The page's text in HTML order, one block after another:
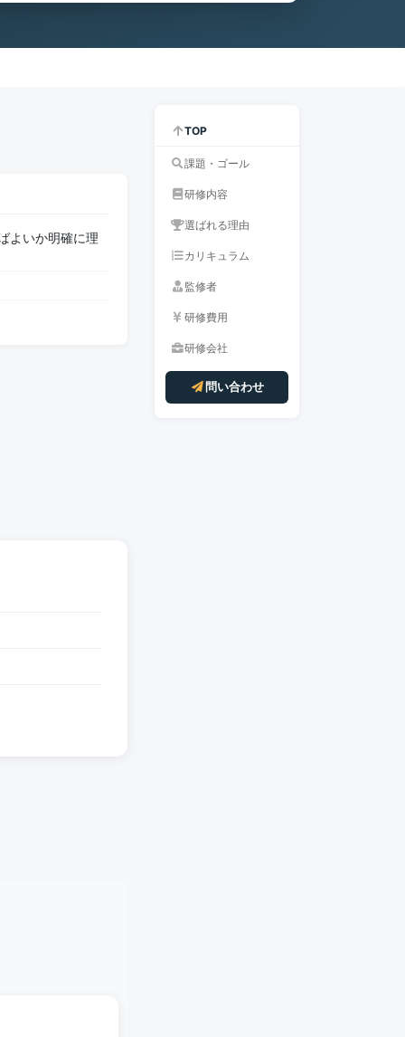
よいか明確に理
TOP
課題・ゴール
研修内容
選ばれる理由
カリキュラム
監修者
研修費用
研修会社
問い合わせ